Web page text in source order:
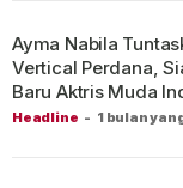
Headline - 1 bulan
Ayma Nabila
Vertical Perdana,
Baru Aktris Muda